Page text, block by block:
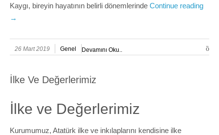
Kaygı, bireyin hayatının belirli dönemlerinde Continue reading
→
26 Mart 2019 Genel Devamını Oku..
İlke Ve Değerlerimiz
İlke ve Değerlerimiz
Kurumumuz, Atatürk ilke ve inkılaplarını kendisine ilke